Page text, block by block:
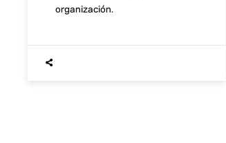
organización.